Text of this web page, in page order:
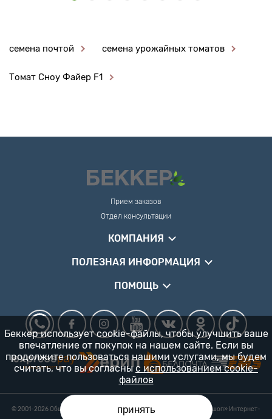
семена почтой семена урожайных томатов
Томат Сноу Файер F1
Прием заказов
Отдел консультации
КОМПАНИЯ
ПОЛЕЗНАЯ ИНФОРМАЦИЯ
ПОМОЩЬ
© 2001-2026 Общество с ограниченной ответственностью «Гарденшоп» Интернет-
магазин «БЕККЕР™» 24/7
Беккер использует cookie-файлы, чтобы улучшить ваше
впечатление от покупок на нашем сайте. Если вы
продолжите пользоваться нашими услугами, мы будем
считать, что вы согласны с использованием cookie-
файлов
принять